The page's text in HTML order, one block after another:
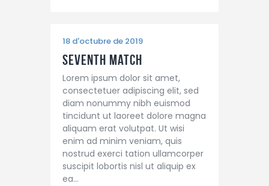
18 d'octubre de 2019
Seventh Match
Lorem ipsum dolor sit amet,
consectetuer adipiscing elit, sed
diam nonummy nibh euismod
tincidunt ut laoreet dolore magna
aliquam erat volutpat. Ut wisi
enim ad minim veniam, quis
nostrud exerci tation ullamcorper
suscipit lobortis nisl ut aliquip ex
ea…